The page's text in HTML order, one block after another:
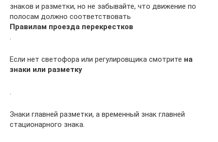
знаков и разметки, но не забывайте, что движение по
полосам должно соответствовать
Правилам проезда перекрестков
.
Если нет светофора или регулировщика смотрите на
знаки или разметку
.
Знаки главней разметки, а временный знак главней
стационарного знака.